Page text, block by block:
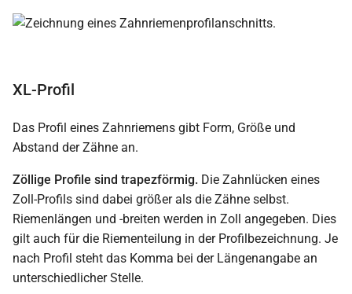
XL-Profil
Das Profil eines Zahnriemens gibt Form, Größe und
Abstand der Zähne an.
Zöllige Profile sind trapezförmig. Die Zahnlücken eines
Zoll-Profils sind dabei größer als die Zähne selbst.
Riemenlängen und -breiten werden in Zoll angegeben. Dies
gilt auch für die Riementeilung in der Profilbezeichnung. Je
nach Profil steht das Komma bei der Längenangabe an
unterschiedlicher Stelle.